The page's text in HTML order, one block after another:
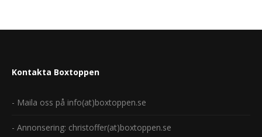
Kontakta Boxtoppen
- Maila oss på info(at)boxtoppen.se
- Annonsering: christoffer(at)boxtoppen.se